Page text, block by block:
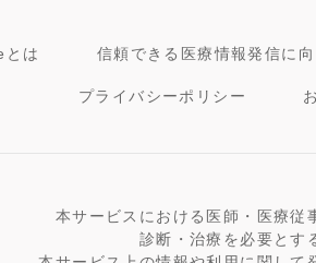
は 信頼できる医療情報発信に
プライバシーポリシー
本サービスにおける医師・医療従
診断・治療を必要とす